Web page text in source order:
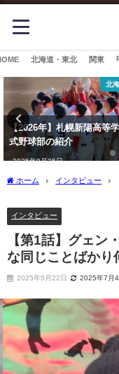
北海道・東北 関東
北
【2026年】札幌新陽高等
式野球部の紹介
2025年9月25日
ホーム インタビュー
インタビュー
【第1話】グェン
な同じことばかり
2025年5月22日 2025年7月4